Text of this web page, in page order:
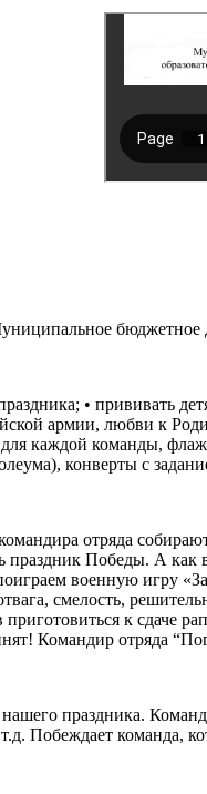
бюджетное
• прививать
армии, любви к
каждой команды,
конверты с
отряда
праздник Победы. А
военную игру
смелость,
к
Командир отряда
праздника.
Побеждает команда,